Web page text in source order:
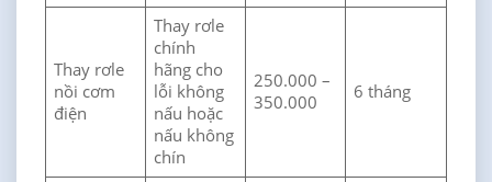
Thay rơle
nồi cơm
điện
Thay rơle
chính
hãng cho
lỗi không
nấu hoặc
nấu không
chín
250.000 –
350.000
6 tháng